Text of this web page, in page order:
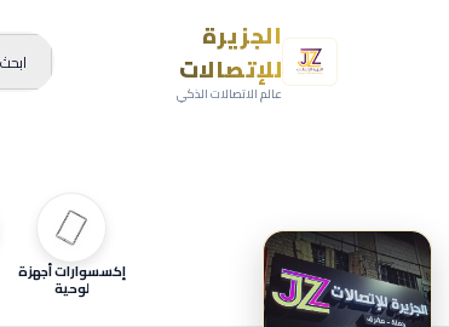
الجزيرة
للإتصالات
عالم الاتصالات الذكي
إكسسوارات أجهزة
لوحية